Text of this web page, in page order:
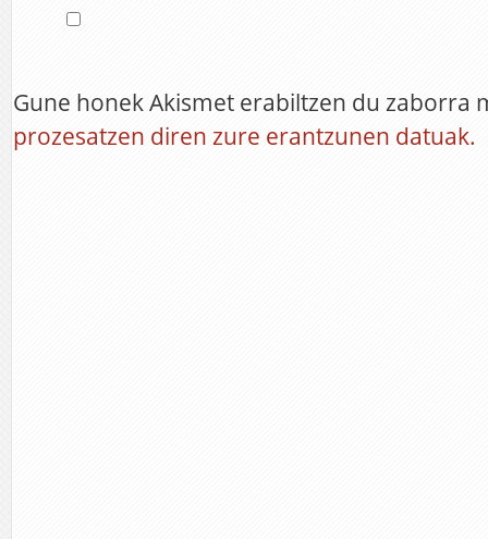
Gune honek Akismet erabiltzen du zaborra
prozesatzen diren zure erantzunen datuak.